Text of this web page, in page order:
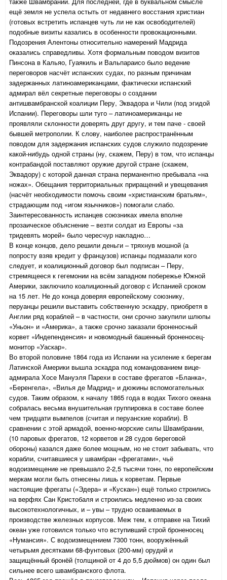
ещё земля не успела остыть от недавнего восстания христиан
(готовых встретить испанцев чуть ли не как освободителей)
подобные визиты казались в особенности провокационными.
Подозрения Алентоны относительно намерений Мадрида
оказались справедливы. Хотя формальным поводом визитов
Пинсона в Кальяо, Гуаякиль и Вальпараисо было ведение
переговоров насчёт испанских судах, по разным причинам
задержанных латиноамериканцами, фактически испанский
адмирал вёл секретные переговоры о создании
антишвамбранской коалиции Перу, Эквадора и Чили (под эгидой
Испании). Переговоры шли туго – латиноамериканцы не
проявляли склонности доверять друг другу, и тем паче - своей
бывшей метрополии. К слову, наиболее распространённым
поводом для задержания испанских судов служило подозрение
какой-нибудь одной страны (ну, скажем, Перу) в том, что испанцы
контрабандой поставляют оружие другой стране (скажем,
Эквадору) с которой данная страна перманентно пребывала «на
ножах». Обещания территориальных приращений и увещевания
(насчёт необходимости помочь своим «христианским братьям»,
страдающим под «игом язычников») помогали слабо.
Заинтересованность испанцев союзниках имела вполне
прозаическое объяснение – везти солдат из Европы «за
тридевять морей» было чересчур накладно…
В конце концов, дело решили деньги – тряхнув мошной (а
попросту взяв кредит у французов) испанцы подмазали кого
следует, и коалиционный договор был подписан – Перу,
стремящееся к гегемонии на всём западном побережье Южной
Америки, заключило коалиционный договор с Испанией сроком
на 15 лет. Не до конца доверяя европейскому союзнику,
перуанцы решили выставить собственную эскадру, приобретя в
Англии ряд кораблей – в частности, они срочно закупили шлюпы
«Уньон» и «Америка», а также срочно заказали броненосный
корвет «Индепенденсия» и новомодный башенный броненосец-
монитор «Уаскар».
Во второй половине 1864 года из Испании на усиление к берегам
Латинской Америки вышла эскадра под командованием вице-
адмирала Хосе Мануэля Парехи в составе фрегатов «Бланка»,
«Беренгела», «Вилья де Мадрид» и дюжины вспомогательных
судов. Таким образом, к началу 1865 года в водах Тихого океана
собралась весьма внушительная группировка в составе более
чем тридцати вымпелов (считая и перуанские корабли). В
сравнении с этой армадой, военно-морские силы Швамбрании,
(10 паровых фрегатов, 12 корветов и 28 судов береговой
обороны) казался даже более мощным, но не стоит забывать, что
корабли, считавшиеся у швамбран «фрегатами», чьё
водоизмещение не превышало 2-2,5 тысячи тонн, по европейским
меркам могли быть отнесены лишь к корветам. Первые
настоящие фрегаты («Эдера» и «Кускан») ещё только строились
на верфях Сан Кристобаля и строились медленно из-за своих
высокотехнологичных, и – увы – трудно осваиваемых в
производстве железных корпусов. Меж тем, к отправке на Тихий
океан уже готовился только что вступивший строй броненосец
«Нумансия». С водоизмещением 7300 тонн, вооружённый
четырьмя десятками 68-фунтовых (200-мм) орудий и
защищённый бронёй (толщиной от 4 до 5,5 дюймов) он один был
сильнее всего швамбранского флота.